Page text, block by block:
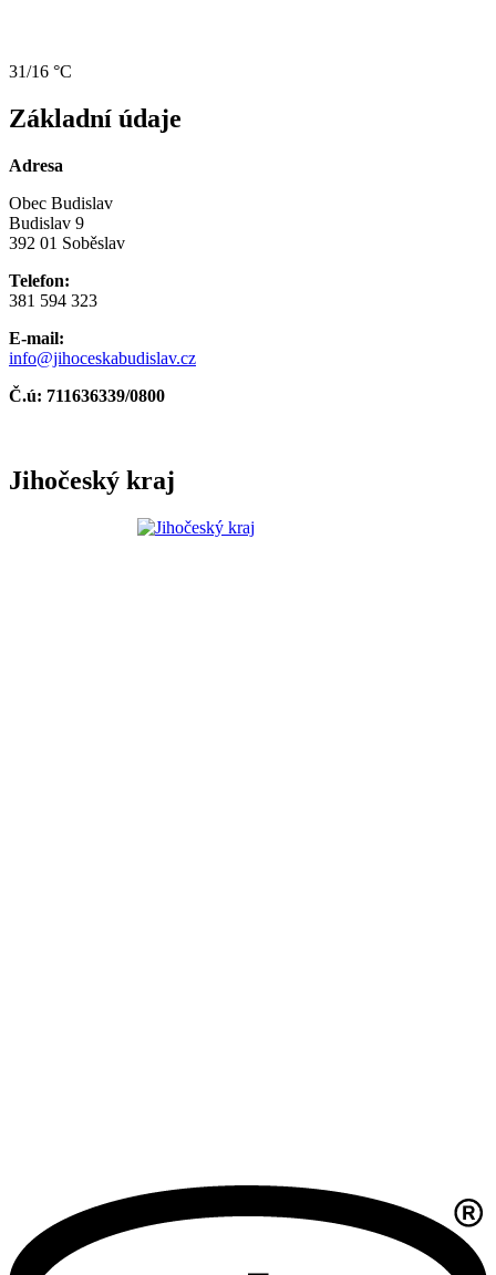
31/16 °C
Základní údaje
Adresa
Obec Budislav
Budislav 9
392 01 Soběslav
Telefon:
381 594 323
E-mail:
info@jihoceskabudislav.cz
Č.ú: 711636339/0800
Jihočeský kraj